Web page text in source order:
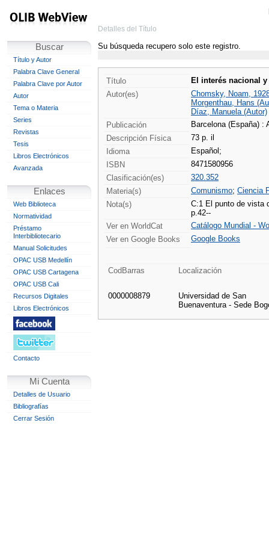
Buscar
Título y Autor
Palabra Clave General
Palabra Clave por Autor
Autor
Tema o Materia
Series
Revistas
Tesis
Libros Electrónicos
Avanzada
Enlaces
Web Biblioteca
Normatividad
Préstamo
Interbibliotecario
Manual Solicitudes
OPAC USB Medellín
OPAC USB Cartagena
OPAC USB Cali
Recursos Digitales
Libros Electrónicos
Contacto
Mi Cuenta
Detalles de Usuario
Bibliografías
Cerrar Sesión
Detalles del Título
Su búsqueda recupero solo este registro.
Título
El interés nacional
Autor(es)
Chomsky, Noam,
Morgenthau, Hans
Díaz, Manuela (Autor)
Publicación
Barcelona (España) :
Descripción Física
73 p. il
Idioma
Español;
ISBN
8471580956
Clasificación(es)
320.352
Materia(s)
Comunismo; Ciencia
Nota(s)
C:1 El punto de vista
p.42--
Ver en WorldCat
Catálogo Mundial -
Ver en Google Books
Google Books
CodBarras Localización
0000008879
Universidad de San
Buenaventura - Sede